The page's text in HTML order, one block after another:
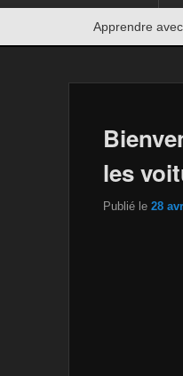
Apprendre
les
Publié le 28